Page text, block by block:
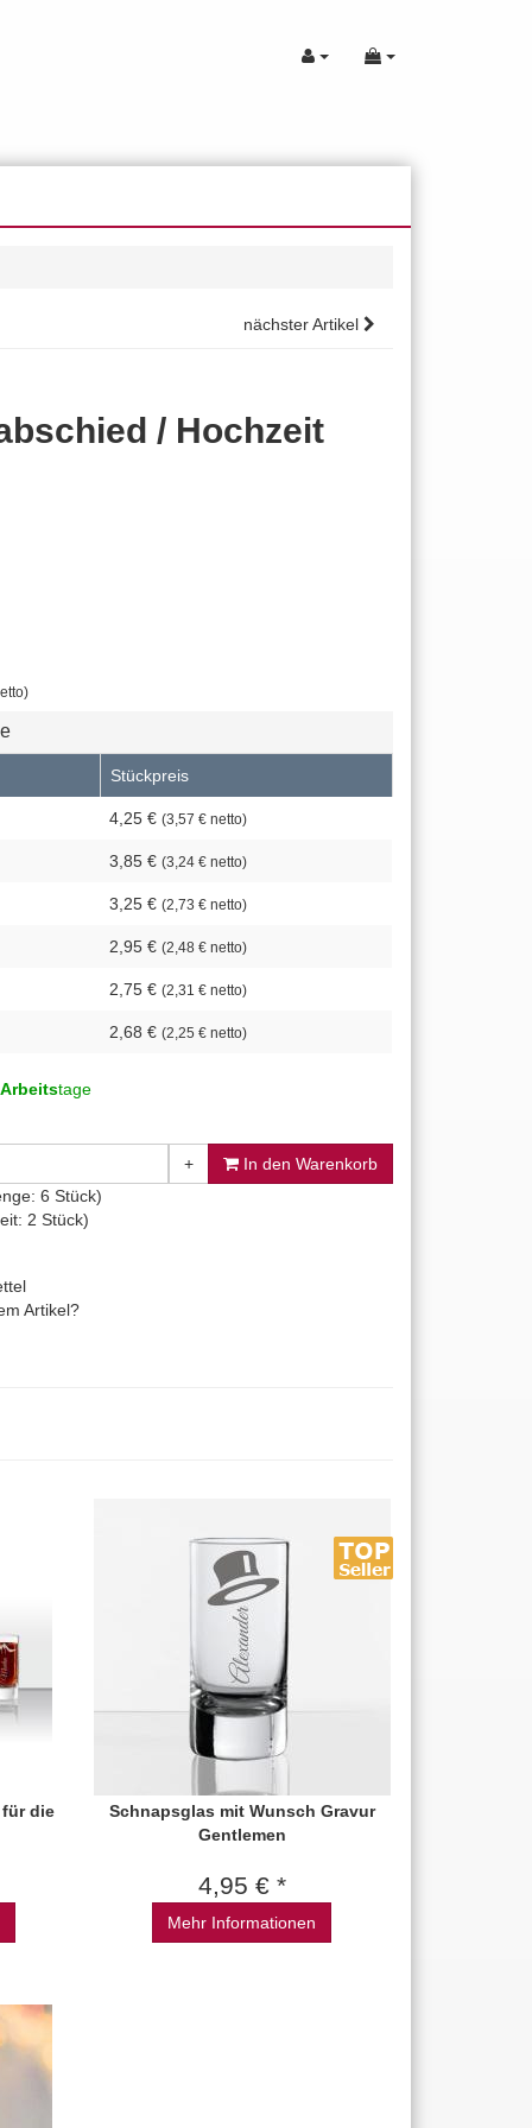
nächster Artikel
/ Hochzeit
Stückpreis
4,25 € (3,57 € netto)
3,85 € (3,24 € netto)
3,25 € (2,73 € netto)
2,95 € (2,48 € netto)
2,75 € (2,31 € netto)
2,68 € (2,25 € netto)
Arbeitstage
+
In den Warenkorb
6 Stück)
2 Stück)
Artikel?
die
Schnapsglas mit Wunsch Gravur
Gentlemen
4,95 € *
Mehr Informationen